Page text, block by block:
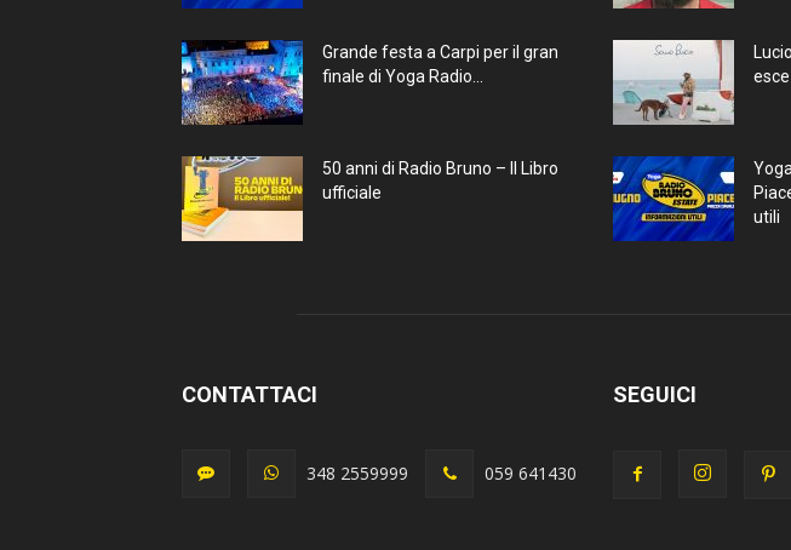
Grande festa a Carpi per il gran
finale di Yoga Radio...
50 anni di Radio Bruno – Il Libro
ufficiale
esce
utili
CONTATTACI
348 2559999 059 641430
SEGUICI